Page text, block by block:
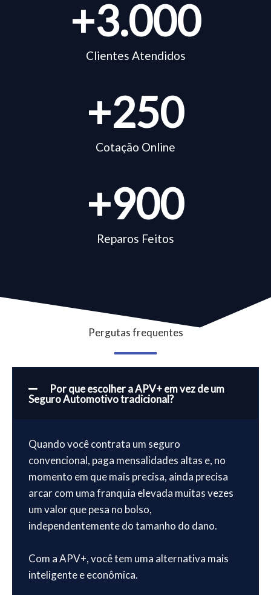
Clientes Atendidos
+3.000
Cotação Online
+250
Reparos Feitos
+900
Pergutas frequentes
Por que escolher a APV+ em vez de um
Seguro Automotivo tradicional?
Quando você contrata um seguro
convencional, paga mensalidades altas e, no
momento em que mais precisa, ainda precisa
arcar com uma franquia elevada muitas vezes
um valor que pesa no bolso,
independentemente do tamanho do dano.
Com a APV+, você tem uma alternativa mais
inteligente e econômica.